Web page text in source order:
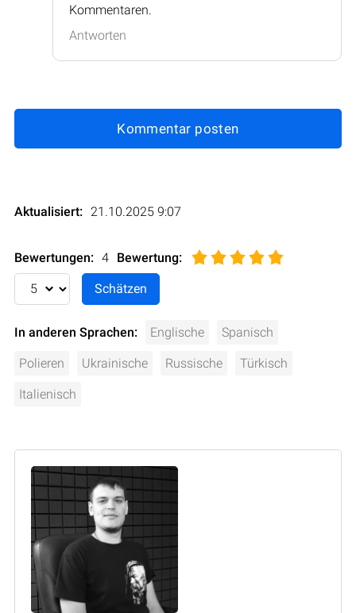
Kommentaren.
Antworten
Kommentar posten
Aktualisiert: 21.10.2025 9:07
Bewertungen: 4 Bewertung:
In anderen Sprachen: Englische Spanisch
Polieren Ukrainische Russische Türkisch
Italienisch